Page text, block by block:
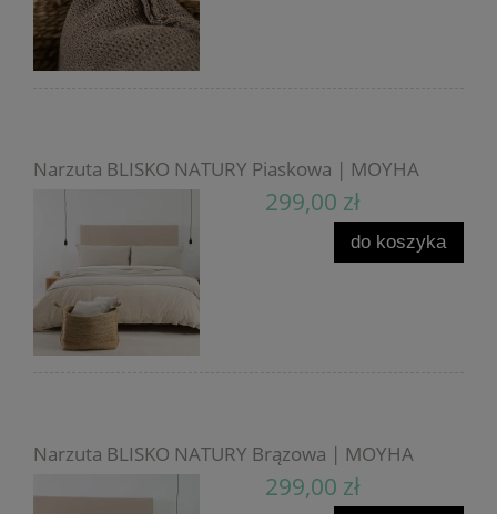
Narzuta BLISKO NATURY Piaskowa | MOYHA
299,00 zł
do koszyka
Narzuta BLISKO NATURY Brązowa | MOYHA
299,00 zł